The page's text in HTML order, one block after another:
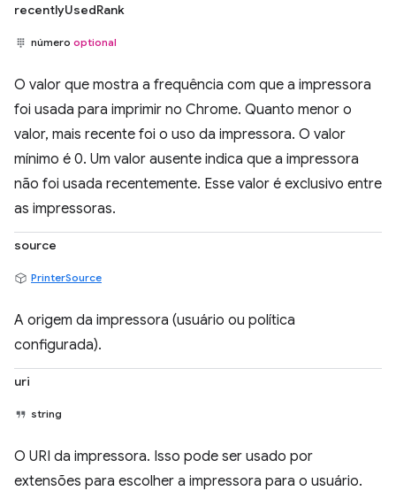
recentlyUsedRank
número optional
O valor que mostra a frequência com que a impressora
foi usada para imprimir no Chrome. Quanto menor o
valor, mais recente foi o uso da impressora. O valor
mínimo é 0. Um valor ausente indica que a impressora
não foi usada recentemente. Esse valor é exclusivo entre
as impressoras.
source
PrinterSource
A origem da impressora (usuário ou política
configurada).
uri
string
O URI da impressora. Isso pode ser usado por
extensões para escolher a impressora para o usuário.